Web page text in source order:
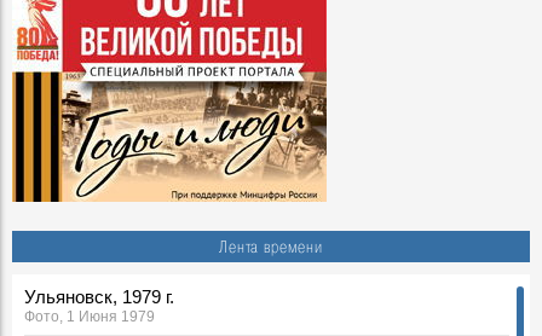
Лента времени
Ульяновск, 1979 г.
Фото, 1 Июня 1979